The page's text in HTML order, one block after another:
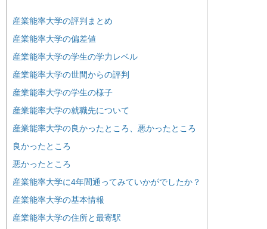
産業能率大学の評判まとめ
産業能率大学の偏差値
産業能率大学の学生の学力レベル
産業能率大学の世間からの評判
産業能率大学の学生の様子
産業能率大学の就職先について
産業能率大学の良かったところ、悪かったところ
良かったところ
悪かったところ
産業能率大学に4年間通ってみていかがでしたか？
産業能率大学の基本情報
産業能率大学の住所と最寄駅